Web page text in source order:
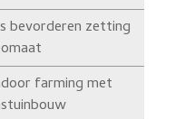
bevorderen zetting
farming met